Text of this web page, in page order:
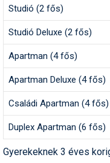
Studió (2 fős)
Studió Deluxe (2 fős)
Apartman (4 fős)
Apartman Deluxe (4 fős)
Családi Apartman (4 fős)
Duplex Apartman (6 fős)
Gyerekeknek 3 éves